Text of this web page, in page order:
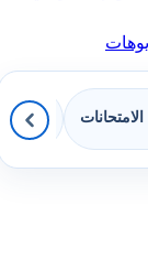
الامتحانات